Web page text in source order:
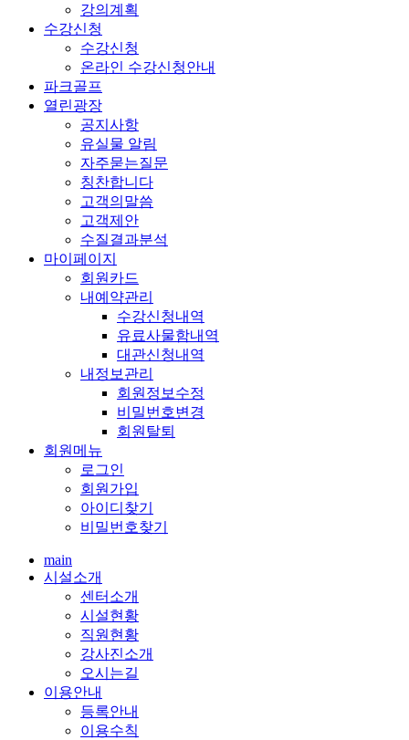
강의계획
수강신청
수강신청
온라인 수강신청안내
파크골프
열린광장
공지사항
유실물 알림
자주묻는질문
칭찬합니다
고객의말씀
고객제안
수질결과분석
마이페이지
회원카드
내예약관리
수강신청내역
유료사물함내역
대관신청내역
내정보관리
회원정보수정
비밀번호변경
회원탈퇴
회원메뉴
로그인
회원가입
아이디찾기
비밀번호찾기
main
시설소개
센터소개
시설현황
직원현황
강사진소개
오시는길
이용안내
등록안내
이용수칙